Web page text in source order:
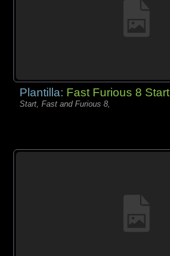
Plantilla: Fast Furious 8 Start
Start, Fast and Furious 8,